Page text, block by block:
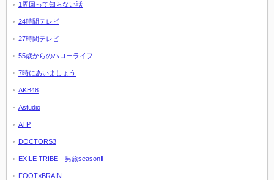
1周回って知らない話
24時間テレビ
27時間テレビ
55歳からのハローライフ
7時にあいましょう
AKB48
Astudio
ATP
DOCTORS3
EXILE TRIBE 男旅seasonⅡ
FOOT×BRAIN